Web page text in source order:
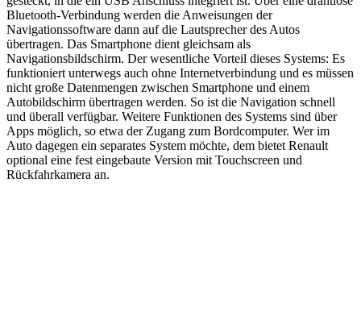
Bluetooth-Verbindung werden die Anweisungen der
Navigationssoftware dann auf die Lautsprecher des Autos
übertragen. Das Smartphone dient gleichsam als
Navigationsbildschirm. Der wesentliche Vorteil dieses Systems: Es
funktioniert unterwegs auch ohne Internetverbindung und es müssen
nicht große Datenmengen zwischen Smartphone und einem
Autobildschirm übertragen werden. So ist die Navigation schnell
und überall verfügbar. Weitere Funktionen des Systems sind über
Apps möglich, so etwa der Zugang zum Bordcomputer. Wer im
Auto dagegen ein separates System möchte, dem bietet Renault
optional eine fest eingebaute Version mit Touchscreen und
Rückfahrkamera an.